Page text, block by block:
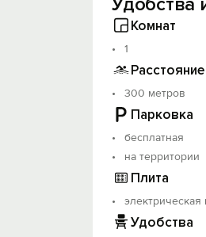
Комнат
1
300 метров
Парковка
бесплатная
на территории
Плита
электрическая
Удобства